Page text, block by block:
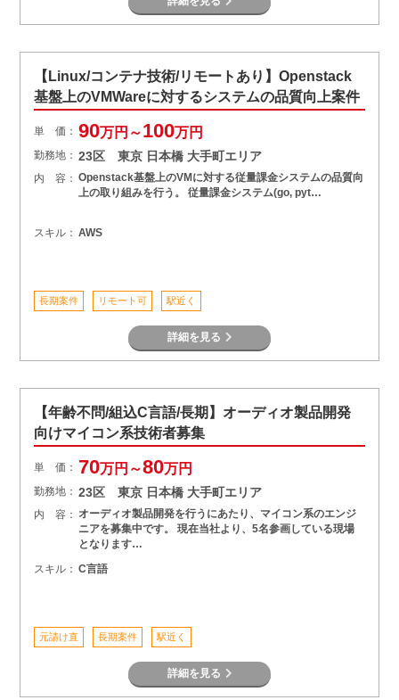
【Linux/コンテナ技術/リモートあり】Openstack
基盤上のVMWareに対するシステムの品質向上案件
単 価： 90万円～100万円
勤務地： 23区 東京 日本橋 大手町エリア
内 容： Openstack基盤上のVMに対する従量課金システムの品質向
上の取り組みを行う。 従量課金システム(go, pyt…
スキル： AWS
長期案件 リモート可 駅近く
詳細を見る
【年齢不問/組込C言語/長期】オーディオ製品開発
向けマイコン系技術者募集
単 価： 70万円～80万円
勤務地： 23区 東京 日本橋 大手町エリア
内 容： オーディオ製品開発を行うにあたり、マイコン系のエンジ
ニアを募集中です。 現在当社より、5名参画している現場
となります…
スキル： C言語
元請け直 長期案件 駅近く
詳細を見る